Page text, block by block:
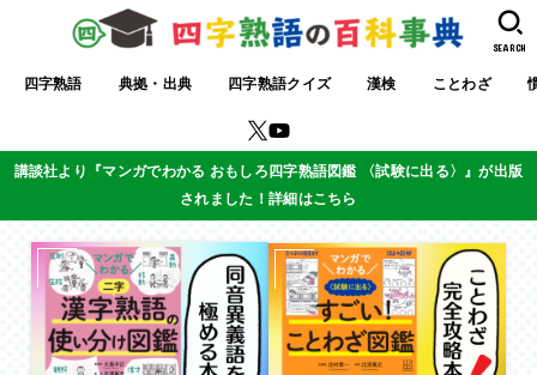
四字熟語 典拠・出典 四字熟語クイズ 漢検 ことわざ
SEARCH
講談社より『マンガでわかる おもしろ四字熟語図鑑 〈試験に出る〉』が出版
されました！詳細はこちら